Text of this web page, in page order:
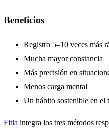
Beneficios
Registro 5–10 veces más
Mucha mayor constancia
Más precisión en
Menos carga mental
Un hábito sostenible en el
Fitia integra los tres métodos